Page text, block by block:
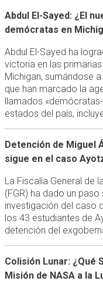
Abdul El-Sayed: ¿El
demócratas en
Abdul El-Sayed ha
victoria en las
Michigan, sumándose
que han marcado la
llamados
estados del país,
Detención de Miguel
sigue en el caso
La Fiscalía General de
(FGR) ha dado un
investigación del caso
los 43 estudiantes de
detención del
Colisión Lunar: ¿Qué
Misión de NASA a la